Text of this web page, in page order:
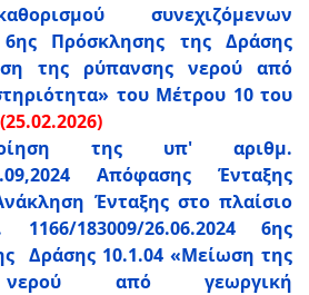
συνεχιζόμενων
Πρόσκλησης της Δράσης
της ρύπανσης νερού από
του Μέτρου 10 του
(25.02.2026)
της υπ' αριθμ.
Απόφασης Ένταξης
Ένταξης στο πλαίσιο
183009/26.06.2024 6ης
Δράσης 10.1.04 «Μείωση της
από γεωργική